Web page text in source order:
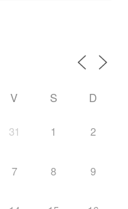
V S D
31 1 2
7 8 9